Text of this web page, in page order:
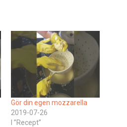
Gör din egen mozzarella
2019-07-26
I ”Recept”